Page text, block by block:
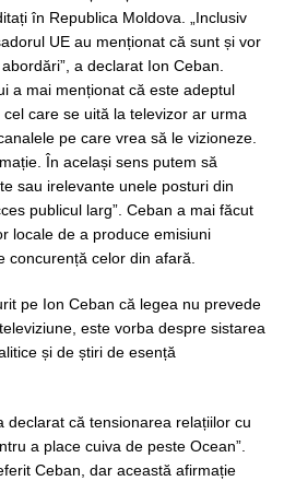
în Republica Moldova. „Inclusiv
UE au menționat că sunt și vor
a declarat Ion Ceban.
a mai menționat că este adeptul
care se uită la televizor ar urma
pe care vrea să le vizioneze.
În același sens putem să
sau irelevante unele posturi din
publicul larg”. Ceban a mai făcut
locale de a produce emisiuni
concurență celor din afară.
pe Ion Ceban că legea nu prevede
este vorba despre sistarea
și de știri de esență
declarat că tensionarea relațiilor cu
a place cuiva de peste Ocean”.
Ceban, dar această afirmație